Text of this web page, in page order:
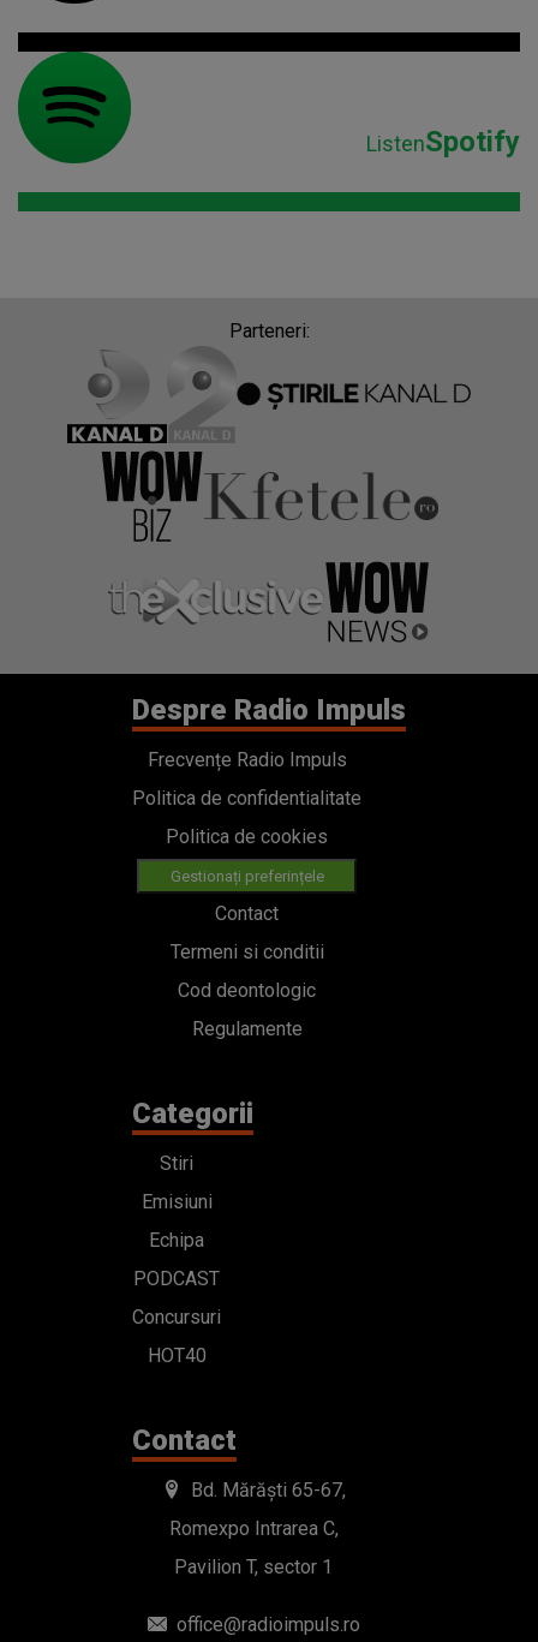
ListenSpotify
Parteneri:
Despre Radio Impuls
Frecvențe Radio Impuls
Politica de confidentialitate
Politica de cookies
Gestionați preferințele
Contact
Termeni si conditii
Cod deontologic
Regulamente
Categorii
Stiri
Emisiuni
Echipa
PODCAST
Concursuri
HOT40
Contact
Bd. Mărăști 65-67,
Romexpo Intrarea C,
Pavilion T, sector 1
office@radioimpuls.ro